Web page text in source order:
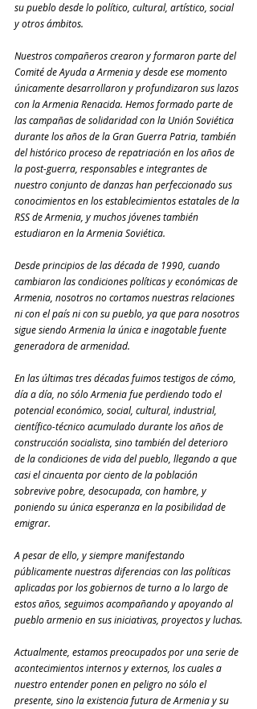
su pueblo desde lo político, cultural, artístico, social
y otros ámbitos.
Nuestros compañeros crearon y formaron parte del
Comité de Ayuda a Armenia y desde ese momento
únicamente desarrollaron y profundizaron sus lazos
con la Armenia Renacida. Hemos formado parte de
las campañas de solidaridad con la Unión Soviética
durante los años de la Gran Guerra Patria, también
del histórico proceso de repatriación en los años de
la post-guerra, responsables e integrantes de
nuestro conjunto de danzas han perfeccionado sus
conocimientos en los establecimientos estatales de la
RSS de Armenia, y muchos jóvenes también
estudiaron en la Armenia Soviética.
Desde principios de las década de 1990, cuando
cambiaron las condiciones políticas y económicas de
Armenia, nosotros no cortamos nuestras relaciones
ni con el país ni con su pueblo, ya que para nosotros
sigue siendo Armenia la única e inagotable fuente
generadora de armenidad.
En las últimas tres décadas fuimos testigos de cómo,
día a día, no sólo Armenia fue perdiendo todo el
potencial económico, social, cultural, industrial,
científico-técnico acumulado durante los años de
construcción socialista, sino también del deterioro
de la condiciones de vida del pueblo, llegando a que
casi el cincuenta por ciento de la población
sobrevive pobre, desocupada, con hambre, y
poniendo su única esperanza en la posibilidad de
emigrar.
A pesar de ello, y siempre manifestando
públicamente nuestras diferencias con las políticas
aplicadas por los gobiernos de turno a lo largo de
estos años, seguimos acompañando y apoyando al
pueblo armenio en sus iniciativas, proyectos y luchas.
Actualmente, estamos preocupados por una serie de
acontecimientos internos y externos, los cuales a
nuestro entender ponen en peligro no sólo el
presente, sino la existencia futura de Armenia y su